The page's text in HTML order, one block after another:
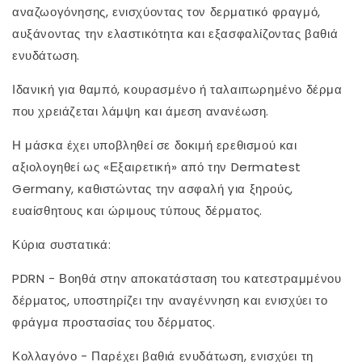
Λάμψη
της
Apothe
Λάμψη
της
αναζωογόνησης, ενισχύοντας τον δερματικό φραγμό,
αυξάνοντας την ελαστικότητα και εξασφαλίζοντας βαθιά
ενυδάτωση.
Ιδανική για θαμπό, κουρασμένο ή ταλαιπωρημένο δέρμα
που χρειάζεται λάμψη και άμεση ανανέωση.
Η μάσκα έχει υποβληθεί σε δοκιμή ερεθισμού και
αξιολογηθεί ως «Εξαιρετική» από την Dermatest
Germany, καθιστώντας την ασφαλή για ξηρούς,
ευαίσθητους και ώριμους τύπους δέρματος.
Κύρια συστατικά:
PDRN - Βοηθά στην αποκατάσταση του κατεστραμμένου
δέρματος, υποστηρίζει την αναγέννηση και ενισχύει το
φράγμα προστασίας του δέρματος.
Κολλαγόνο - Παρέχει βαθιά ενυδάτωση, ενισχύει τη